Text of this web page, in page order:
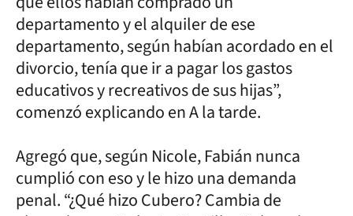
departamento y el alquiler de ese
departamento, según habían acordado en el
divorcio, tenía que ir a pagar los gastos
educativos y recreativos de sus hijas”,
comenzó explicando en A la tarde.
Agregó que, según Nicole, Fabián nunca
cumplió con eso y le hizo una demanda
penal. “¿Qué hizo Cubero? Cambia de